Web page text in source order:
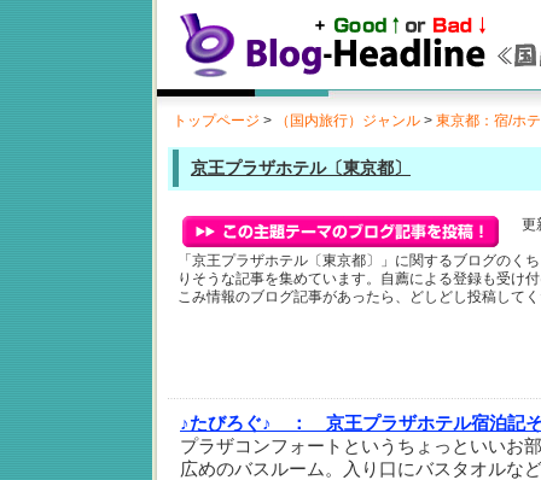
トップページ > （国内旅行）ジャンル > 東京都：宿/ホ
京王プラザホテル〔東京都〕
更
「京王プラザホテル〔東京都〕」に関するブログのく
りそうな記事を集めています。自薦による登録も受け
こみ情報のブログ記事があったら、どしどし投稿して
♪たびろぐ♪ ：
京王プラザホテル宿泊記
プラザコンフォートというちょっといいお
広めのバスルーム。入り口にバスタオルな